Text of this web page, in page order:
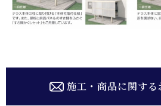
施工・商品に関する